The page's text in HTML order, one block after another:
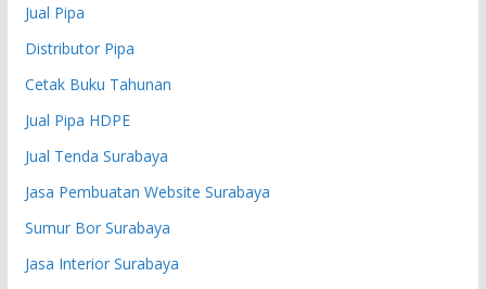
Jual Pipa
Distributor Pipa
Cetak Buku Tahunan
Jual Pipa HDPE
Jual Tenda Surabaya
Jasa Pembuatan Website Surabaya
Sumur Bor Surabaya
Jasa Interior Surabaya